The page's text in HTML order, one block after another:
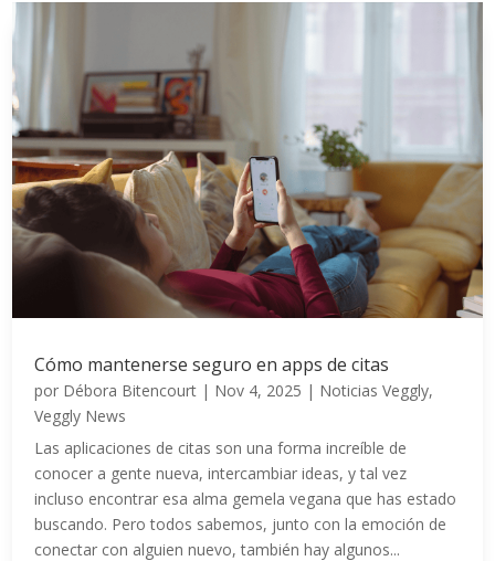
Cómo mantenerse seguro en apps de citas
por Débora Bitencourt | Nov 4, 2025 | Noticias Veggly,
Veggly News
Las aplicaciones de citas son una forma increíble de
conocer a gente nueva, intercambiar ideas, y tal vez
incluso encontrar esa alma gemela vegana que has estado
buscando. Pero todos sabemos, junto con la emoción de
conectar con alguien nuevo, también hay algunos...